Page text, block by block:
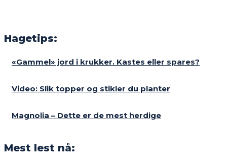
Hagetips:
«Gammel» jord i krukker. Kastes eller spares?
Video: Slik topper og stikler du planter
Magnolia – Dette er de mest herdige
Mest lest nå: